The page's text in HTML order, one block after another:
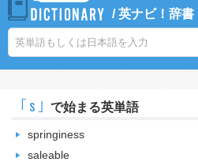
/英ナビ！辞書
｢s｣ で始まる英単語
springiness
saleable